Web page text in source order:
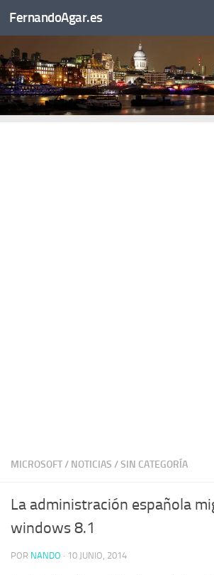
Saltar al contenido
FernandoAgar.es
MICROSOFT/ NOTICIAS /SIN CATEGORÍA
La administración española
windows 8.1
POR NANDO · 10 JUNIO, 2014